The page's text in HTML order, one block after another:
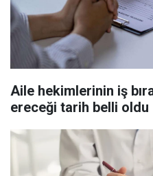
Aile hekimlerinin iş
ereceği tarih belli oldu